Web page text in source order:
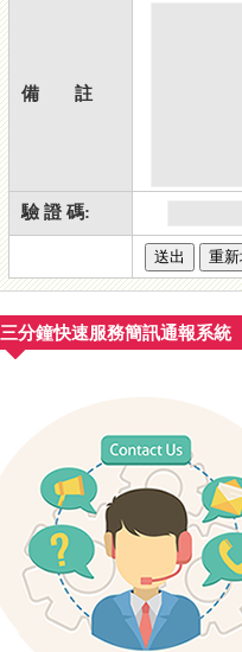
備 註
驗 證 碼:
三分鐘快速服務簡訊通報系統